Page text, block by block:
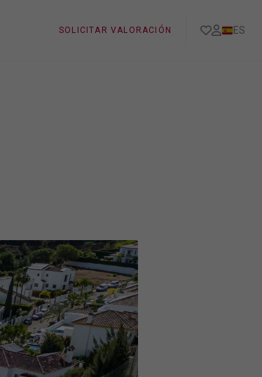
SOLICITAR VALORACIÓN ES